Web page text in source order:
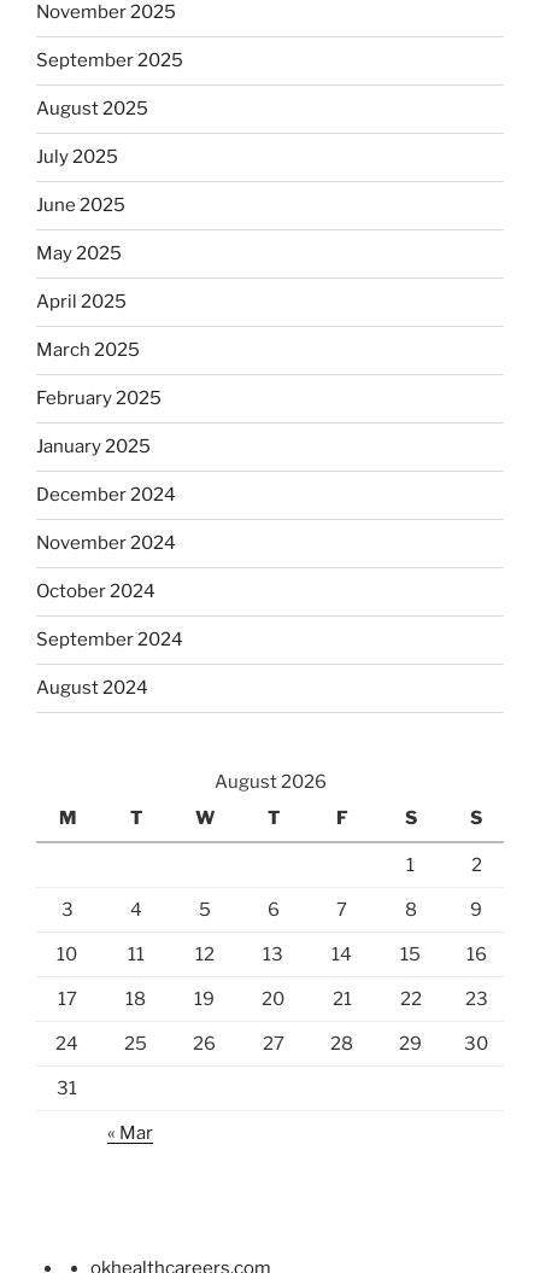
November 2025
September 2025
August 2025
July 2025
June 2025
May 2025
April 2025
March 2025
February 2025
January 2025
December 2024
November 2024
October 2024
September 2024
August 2024
August 2026
M
T W T F S S
1 2
3 4 5 6 7 8 9
10 11 12 13 14 15 16
17 18 19 20 21 22 23
24 25 26 27 28 29 30
31
« Mar
okhealthcareers.com